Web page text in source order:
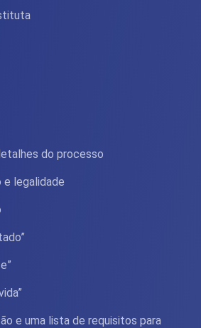
do processo
e legalidade
e uma lista de requisitos para